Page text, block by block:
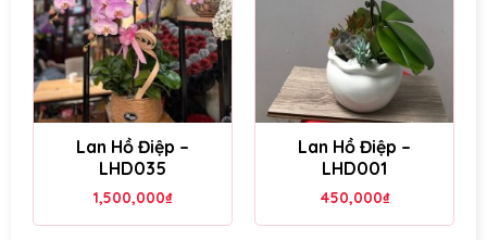
Lan Hồ Điệp –
LHD035
1,500,000₫
Lan Hồ Điệp –
LHD001
450,000₫